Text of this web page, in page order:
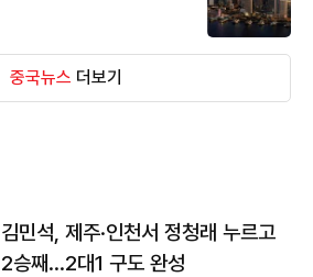
중국뉴스 더보기
김민석, 제주·인천서 정청래 누르고
2승째…2대1 구도 완성